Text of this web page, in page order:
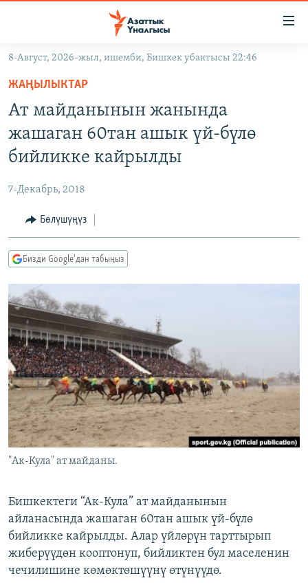
Навигацияга
өтүңүз
Издөөгө
салыңыз
САЯСАТ
МАДАНИЯТ
ДҮЙНӨ
УКРАИНА
ТВ ПРОГРАММАЛАР
БҮГҮН АЗАТТЫКТА
ДАНИСТЕ
ЭЖЕ-СИҢДИЛЕР
АЗАТТЫК+
ЫҢГАЙСЫЗ СУРООЛОР
ПОДКАСТ
Русский
ОНЛАЙН ШЕРИНЕ
ЭЕ/АРнун бардык сайттары
8-Август, 2026-жыл, ишемби, Бишкек убактысы 22:46
ЖАҢЫЛЫКТАР
Ат майданынын жанында
жашаган 60тан ашык үй-бүлө
бийликке кайрылды
7-Декабрь, 2018
Бөлүшүңүз
Бизди Google'дан табыңыз
"Ак-Кула" ат майданы.
Бишкектеги “Ак-Кула” ат майданынын
айланасында жашаган 60тан ашык үй-бүлө
бийликке кайрылды. Алар үйлөрүн тарттырып
жиберүүдөн кооптонуп, бийликтен бул маселенин
чечилишине көмөктөшүүнү өтүнүүдө.